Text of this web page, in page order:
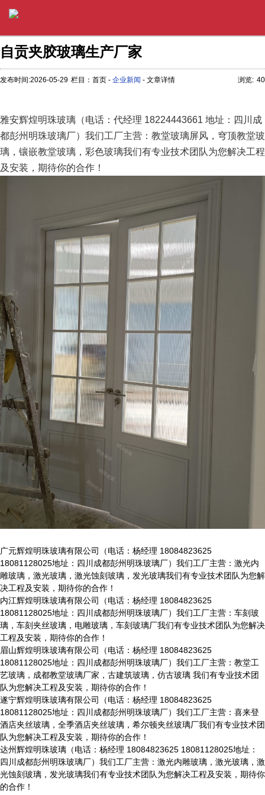
自贡夹胶玻璃生产厂家
发布时间:2026-05-29 栏目：首页 - 企业新闻 - 文章详情 浏览: 40
雅安辉煌明珠玻璃（电话：代经理 18224443661 地址：四川成
都彭州明珠玻璃厂）我们工厂主营：教堂玻璃屏风，穹顶教堂玻
璃，镶嵌教堂玻璃，彩色玻璃我们有专业技术团队为您解决工程
及安装，期待你的合作！
广元辉煌明珠玻璃有限公司（电话：杨经理 18084823625
18081128025地址：四川成都彭州明珠玻璃厂）我们工厂主营：激光内
雕玻璃，激光玻璃，激光蚀刻玻璃，发光玻璃我们有专业技术团队为您解
决工程及安装，期待你的合作！
内江辉煌明珠玻璃有限公司（电话：杨经理 18084823625
18081128025地址：四川成都彭州明珠玻璃厂）我们工厂主营：车刻玻
璃，车刻夹丝玻璃，电雕玻璃，车刻玻璃厂我们有专业技术团队为您解决
工程及安装，期待你的合作！
眉山辉煌明珠玻璃有限公司（电话：杨经理 18084823625
18081128025地址：四川成都彭州明珠玻璃厂）我们工厂主营：教堂工
艺玻璃，成都教堂玻璃厂家，古建筑玻璃，仿古玻璃 我们有专业技术团
队为您解决工程及安装，期待你的合作！
遂宁辉煌明珠玻璃有限公司（电话：杨经理 18084823625
18081128025地址：四川成都彭州明珠玻璃厂）我们工厂主营：喜来登
酒店夹丝玻璃，全季酒店夹丝玻璃，希尔顿夹丝玻璃厂我们有专业技术团
队为您解决工程及安装，期待你的合作！
达州辉煌明珠玻璃（电话：杨经理 18084823625 18081128025地址：
四川成都彭州明珠玻璃厂）我们工厂主营：激光内雕玻璃，激光玻璃，激
光蚀刻玻璃，发光玻璃我们有专业技术团队为您解决工程及安装，期待你
的合作！